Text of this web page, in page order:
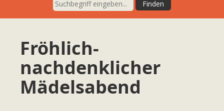
Fröhlich-
nachdenklicher
Mädelsabend